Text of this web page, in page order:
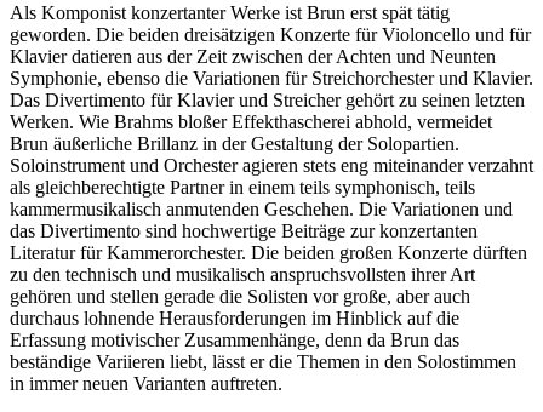
Als Komponist konzertanter Werke ist Brun erst spät tätig
geworden. Die beiden dreisätzigen Konzerte für Violoncello und für
Klavier datieren aus der Zeit zwischen der Achten und Neunten
Symphonie, ebenso die Variationen für Streichorchester und Klavier.
Das Divertimento für Klavier und Streicher gehört zu seinen letzten
Werken. Wie Brahms bloßer Effekthascherei abhold, vermeidet
Brun äußerliche Brillanz in der Gestaltung der Solopartien.
Soloinstrument und Orchester agieren stets eng miteinander verzahnt
als gleichberechtigte Partner in einem teils symphonisch, teils
kammermusikalisch anmutenden Geschehen. Die Variationen und
das Divertimento sind hochwertige Beiträge zur konzertanten
Literatur für Kammerorchester. Die beiden großen Konzerte dürften
zu den technisch und musikalisch anspruchsvollsten ihrer Art
gehören und stellen gerade die Solisten vor große, aber auch
durchaus lohnende Herausforderungen im Hinblick auf die
Erfassung motivischer Zusammenhänge, denn da Brun das
beständige Variieren liebt, lässt er die Themen in den Solostimmen
in immer neuen Varianten auftreten.